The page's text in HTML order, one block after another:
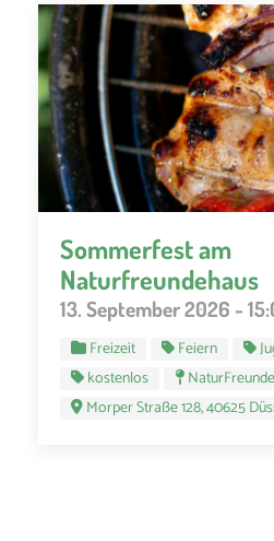
Sommerfest am
Naturfreundehaus
13. September 2026 -
Freizeit Feiern
kostenlos
Morper Straße 128, 40625